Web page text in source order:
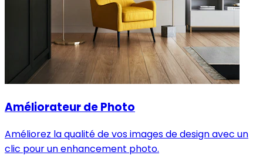
Améliorateur de Photo
Améliorez la qualité de vos images de design avec un
clic pour un enhancement photo.